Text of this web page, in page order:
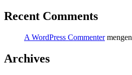
Recent Comments
A WordPress Commenter
Archives